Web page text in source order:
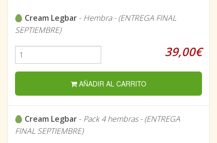
Cream Legbar- Hembra - (ENTREGA FINAL
SEPTIEMBRE)
39,00€
AÑADIR AL CARRITO
Cream Legbar- Pack 4 hembras - (ENTREGA
FINAL SEPTIEMBRE)